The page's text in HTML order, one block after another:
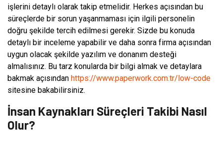
işlerini detaylı olarak takip etmelidir. Herkes açısından bu
süreçlerde bir sorun yaşanmaması için ilgili personelin
doğru şekilde tercih edilmesi gerekir. Sizde bu konuda
detaylı bir inceleme yapabilir ve daha sonra firma açısından
uygun olacak şekilde yazılım ve donanım desteği
almalısınız. Bu tarz konularda bir bilgi almak ve detaylara
bakmak açısından https://www.paperwork.com.tr/low-code
sitesine bakabilirsiniz.
İnsan Kaynakları Süreçleri Takibi Nasıl
Olur?